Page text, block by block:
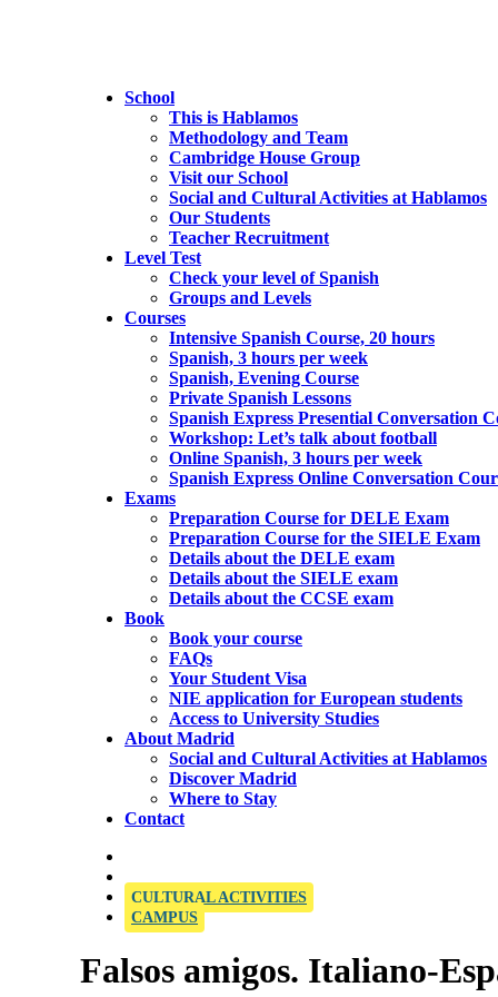
School
This is Hablamos
Methodology and Team
Cambridge House Group
Visit our School
Social and Cultural Activities at Hablamos
Our Students
Teacher Recruitment
Level Test
Check your level of Spanish
Groups and Levels
Courses
Intensive Spanish Course, 20 hours
Spanish, 3 hours per week
Spanish, Evening Course
Private Spanish Lessons
Spanish Express Presential Conversation
Workshop: Let’s talk about football
Online Spanish, 3 hours per week
Spanish Express Online Conversation
Exams
Preparation Course for DELE Exam
Preparation Course for the SIELE Exam
Details about the DELE exam
Details about the SIELE exam
Details about the CCSE exam
Book
Book your course
FAQs
Your Student Visa
NIE application for European students
Access to University Studies
About Madrid
Social and Cultural Activities at Hablamos
Discover Madrid
Where to Stay
Contact
CULTURAL ACTIVITIES
CAMPUS
Falsos amigos. Italiano-